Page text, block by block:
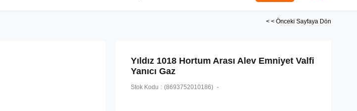
< < Önceki Sayfaya Dön
Yıldız 1018 Hortum Arası Alev Emniyet Valfi
Yanıcı Gaz
Stok Kodu (8693752010186)